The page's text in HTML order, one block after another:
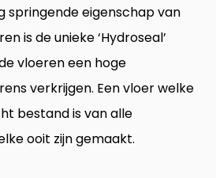
springende eigenschap van
is de unieke ‘Hydroseal’
vloeren een hoge
verkrijgen. Een vloer welke
bestand is van alle
ooit zijn gemaakt.